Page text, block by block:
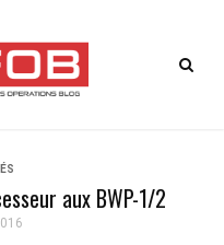
aux BWP-1/2